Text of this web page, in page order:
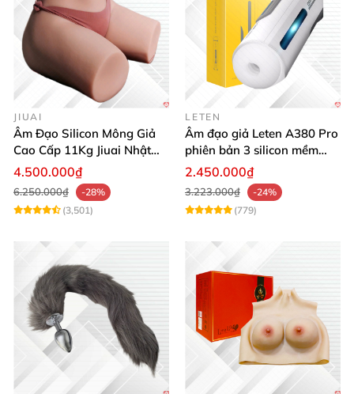
JIUAI
Âm Đạo Silicon Mông Giả
Cao Cấp 11Kg Jiuai Nhật
Bản Thật Như
4.500.000₫
6.250.000₫
-28%
(3,501)
LETEN
Âm đạo giả Leten A380 Pro
phiên bản 3 silicon mềm
mại kích thích
2.450.000₫
3.223.000₫
-24%
(779)